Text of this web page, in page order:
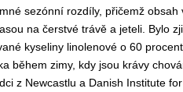
sezónní rozdíly, přičemž
na čerstvé trávě a jeteli. Bylo
kyseliny linolenové o 60
během zimy, kdy jsou krávy
z Newcastlu a Danish Institute